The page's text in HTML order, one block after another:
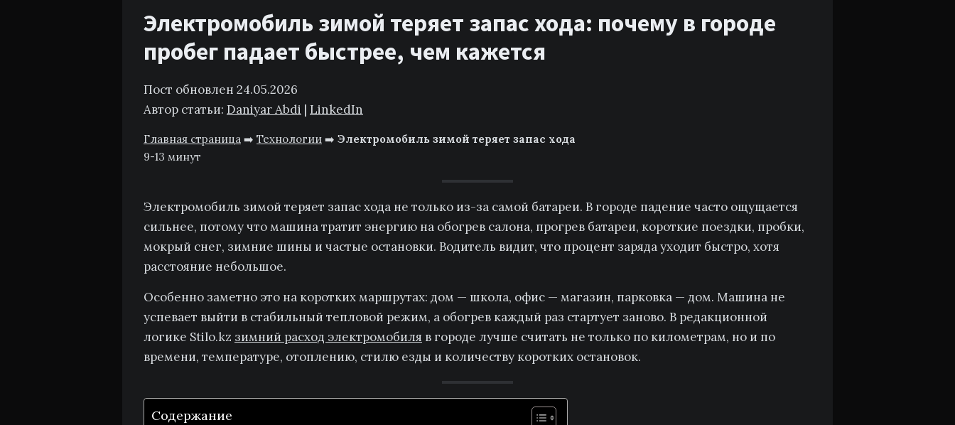
Электромобиль зимой теряет запас хода: почему в городе
пробег падает быстрее, чем кажется
Пост обновлен 24.05.2026
Автор статьи: Daniyar Abdi | LinkedIn
Главная страница ➡️ Технологии ➡️ Электромобиль зимой теряет запас хода
9-13 минут
Электромобиль зимой теряет запас хода не только из-за самой батареи. В городе падение часто ощущается
сильнее, потому что машина тратит энергию на обогрев салона, прогрев батареи, короткие поездки, пробки,
мокрый снег, зимние шины и частые остановки. Водитель видит, что процент заряда уходит быстро, хотя
расстояние небольшое.
Особенно заметно это на коротких маршрутах: дом — школа, офис — магазин, парковка — дом. Машина не
успевает выйти в стабильный тепловой режим, а обогрев каждый раз стартует заново. В редакционной
логике Stilo.kz зимний расход электромобиля в городе лучше считать не только по километрам, но и по
времени, температуре, отоплению, стилю езды и количеству коротких остановок.
Содержание